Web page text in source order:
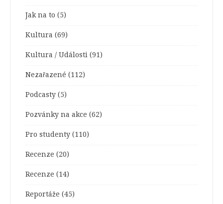
Jak na to (5)
Kultura (69)
Kultura / Události (91)
Nezařazené (112)
Podcasty (5)
Pozvánky na akce (62)
Pro studenty (110)
Recenze (20)
Recenze (14)
Reportáže (45)